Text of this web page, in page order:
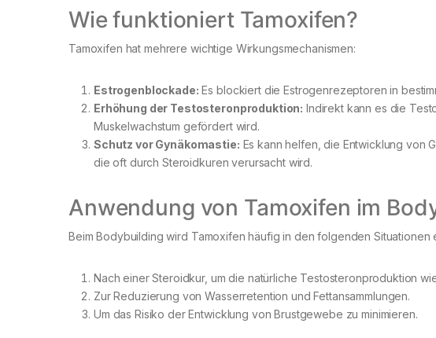
Wie funktioniert Tamoxifen?
Tamoxifen hat mehrere wichtige Wirkungsmechanismen:
Estrogenblockade: Es blockiert die Estrogenrezeptoren in
Erhöhung der Testosteronproduktion: Indirekt kann es die
Muskelwachstum gefördert wird.
Schutz vor Gynäkomastie: Es kann helfen, die Entwicklung von
die oft durch Steroidkuren verursacht wird.
Anwendung von Tamoxifen im
Beim Bodybuilding wird Tamoxifen häufig in den folgenden Situationen
Nach einer Steroidkur, um die natürliche Testosteronproduktion
Zur Reduzierung von Wasserretention und Fettansammlungen.
Um das Risiko der Entwicklung von Brustgewebe zu minimieren.